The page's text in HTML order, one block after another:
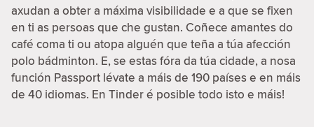
axudan a obter a máxima visibilidade e a que se fixen
en ti as persoas que che gustan. Coñece amantes do
café coma ti ou atopa alguén que teña a túa afección
polo bádminton. E, se estas fóra da túa cidade, a nosa
función Passport lévate a máis de 190 países e en máis
de 40 idiomas. En Tinder é posible todo isto e máis!